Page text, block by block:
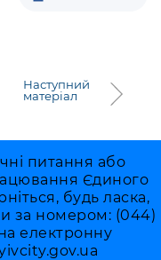
Наступний
матеріал
питання або
Єдиного
будь ласка,
за номером: (044)
електронну